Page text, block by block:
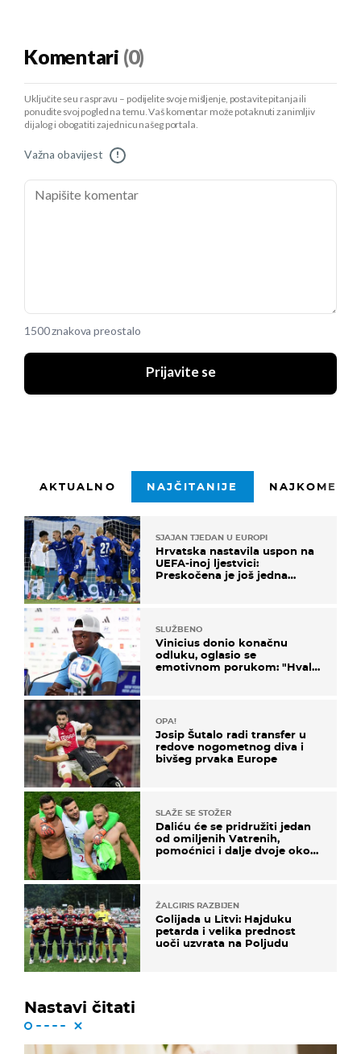
Komentari (0)
Uključite se u raspravu – podijelite svoje mišljenje, postavite pitanja ili
ponudite svoj pogled na temu. Vaš komentar može potaknuti zanimljiv
dijalog i obogatiti zajednicu našeg portala.
Važna obavijest !
1500 znakova preostalo
Prijavite se
AKTUALNO NAJČITANIJE
SJAJAN TJEDAN U EUROPI
Hrvatska nastavila uspon na
UEFA-inoj ljestvici:
Preskočena je još jedna
SLUŽBENO
Vinicius donio konačnu
odluku, oglasio se
emotivnom porukom: "Hvala
OPA!
Josip Šutalo radi transfer u
redove nogometnog diva i
bivšeg prvaka Europe
SLAŽE SE STOŽER
Daliću će se pridružiti jedan
od omiljenih Vatrenih,
pomoćnici i dalje dvoje oko
ŽALGIRIS RAZBIJEN
Golijada u Litvi: Hajduku
petarda i velika prednost
uoči uzvrata na Poljudu
Nastavi čitati